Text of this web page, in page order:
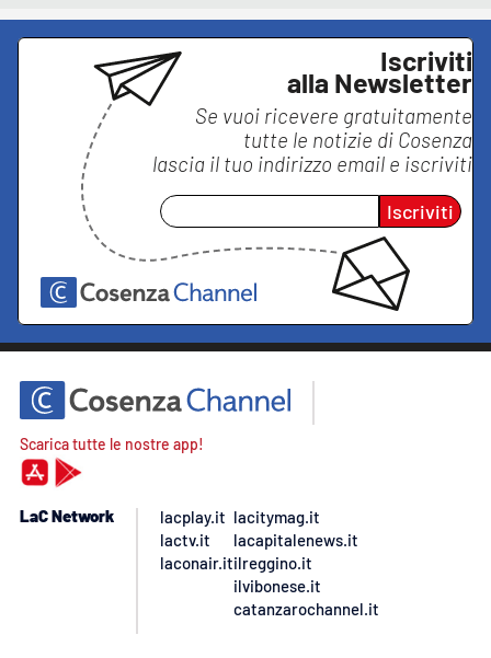
Iscriviti
alla Newsletter
Se vuoi ricevere gratuitamente
tutte le notizie di Cosenza
lascia il tuo indirizzo email e iscriviti
Iscriviti
Scarica tutte le nostre app!
LaC Network
lacplay.it
lactv.it
laconair.it
lacitymag.it
lacapitalenews.it
ilreggino.it
ilvibonese.it
catanzarochannel.it